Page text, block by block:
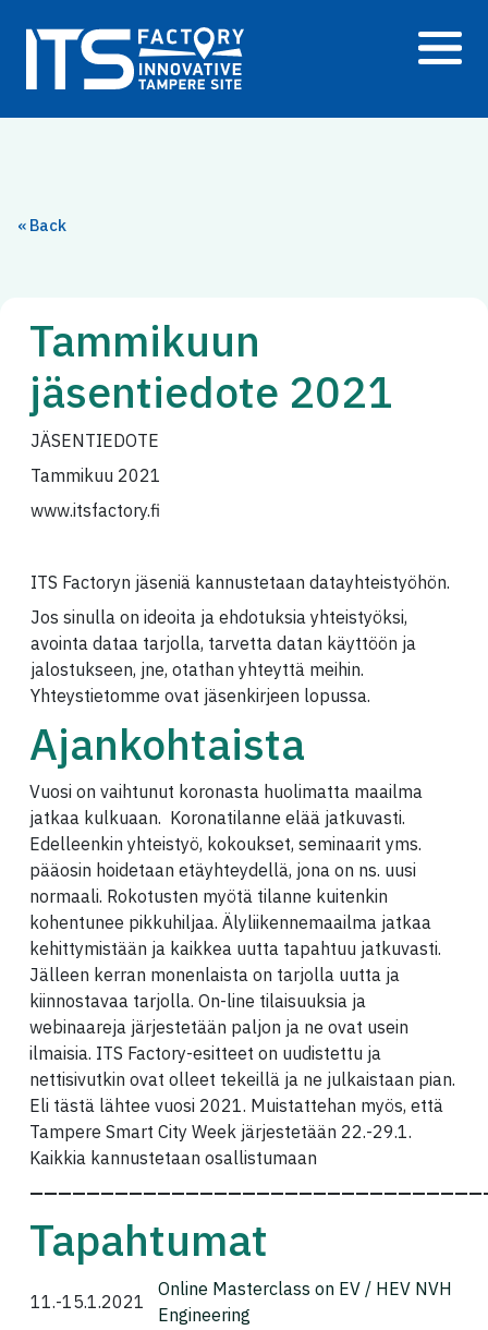
sisältöön
« Back
Tammikuun
jäsentiedote 2021
JÄSENTIEDOTE
Tammikuu 2021
www.itsfactory.fi
ITS Factoryn jäseniä kannustetaan datayhteistyöhön.
Jos sinulla on ideoita ja ehdotuksia yhteistyöksi,
avointa dataa tarjolla, tarvetta datan käyttöön ja
jalostukseen, jne, otathan yhteyttä meihin.
Yhteystietomme ovat jäsenkirjeen lopussa.
Ajankohtaista
Vuosi on vaihtunut koronasta huolimatta maailma
jatkaa kulkuaan. Koronatilanne elää jatkuvasti.
Edelleenkin yhteistyö, kokoukset, seminaarit yms.
pääosin hoidetaan etäyhteydellä, jona on ns. uusi
normaali. Rokotusten myötä tilanne kuitenkin
kohentunee pikkuhiljaa. Älyliikennemaailma jatkaa
kehittymistään ja kaikkea uutta tapahtuu jatkuvasti.
Jälleen kerran monenlaista on tarjolla uutta ja
kiinnostavaa tarjolla. On-line tilaisuuksia ja
webinaareja järjestetään paljon ja ne ovat usein
ilmaisia. ITS Factory-esitteet on uudistettu ja
nettisivutkin ovat olleet tekeillä ja ne julkaistaan pian.
Eli tästä lähtee vuosi 2021. Muistattehan myös, että
Tampere Smart City Week järjestetään 22.-29.1.
Kaikkia kannustetaan osallistumaan
Tapahtumat
11.-15.1.2021
Online Masterclass on EV / HEV NVH
Engineering